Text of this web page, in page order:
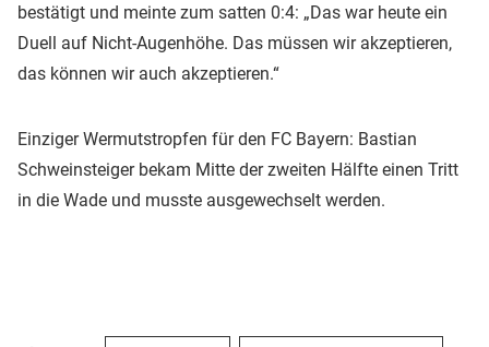
bestätigt und meinte zum satten 0:4: „Das war heute ein
Duell auf Nicht-Augenhöhe. Das müssen wir akzeptieren,
das können wir auch akzeptieren.“
Einziger Wermutstropfen für den FC Bayern: Bastian
Schweinsteiger bekam Mitte der zweiten Hälfte einen Tritt
in die Wade und musste ausgewechselt werden.